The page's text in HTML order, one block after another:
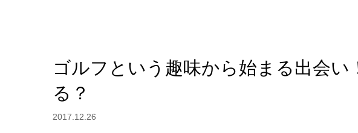
ゴルフという趣味から始まる出会
る？
2017.12.26